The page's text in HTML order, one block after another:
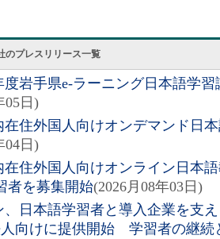
のプレスリリース一覧
度岩手県e-ラーニング日本語学
05日)
在住外国人向けオンデマンド日
04日)
在住外国人向けオンライン日本
者を募集開始(2026月08年03日)
、日本語学習者と導入企業を支
人向けに提供開始 学習者の継続